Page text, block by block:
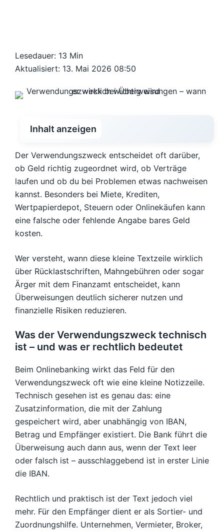
Lesedauer: 13 Min
Aktualisiert: 13. Mai 2026 08:50
Inhalt anzeigen
Der Verwendungszweck entscheidet oft darüber,
ob Geld richtig zugeordnet wird, ob Verträge
laufen und ob du bei Problemen etwas nachweisen
kannst. Besonders bei Miete, Krediten,
Wertpapierdepot, Steuern oder Onlinekäufen kann
eine falsche oder fehlende Angabe bares Geld
kosten.
Wer versteht, wann diese kleine Textzeile wirklich
über Rücklastschriften, Mahngebühren oder sogar
Ärger mit dem Finanzamt entscheidet, kann
Überweisungen deutlich sicherer nutzen und
finanzielle Risiken reduzieren.
Was der Verwendungszweck technisch
ist – und was er rechtlich bedeutet
Beim Onlinebanking wirkt das Feld für den
Verwendungszweck oft wie eine kleine Notizzeile.
Technisch gesehen ist es genau das: eine
Zusatzinformation, die mit der Zahlung
gespeichert wird, aber unabhängig von IBAN,
Betrag und Empfänger existiert. Die Bank führt die
Überweisung auch dann aus, wenn der Text leer
oder falsch ist – ausschlaggebend ist in erster Linie
die IBAN.
Rechtlich und praktisch ist der Text jedoch viel
mehr. Für den Empfänger dient er als Sortier- und
Zuordnungshilfe. Unternehmen, Vermieter, Broker,